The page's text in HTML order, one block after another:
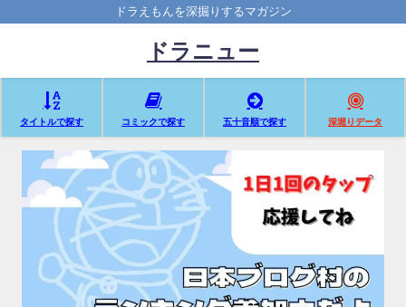
ドラえもんを深掘りするマガジン
ドラニュー
タイトルで探す コミックで探す 五十音順で探す 深堀りデータ